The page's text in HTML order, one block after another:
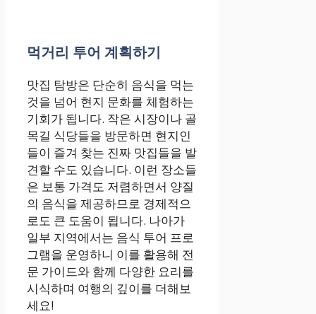
먹거리 투어 계획하기
맛집 탐방은 단순히 음식을 먹는
것을 넘어 현지 문화를 체험하는
기회가 됩니다. 작은 시장이나 골
목길 식당들을 방문하면 현지인
들이 즐겨 찾는 진짜 맛집들을 발
견할 수도 있습니다. 이런 장소들
은 보통 가격도 저렴하면서 양질
의 음식을 제공하므로 경제적으
로도 큰 도움이 됩니다. 나아가
일부 지역에서는 음식 투어 프로
그램을 운영하니 이를 활용해 전
문 가이드와 함께 다양한 요리를
시식하며 여행의 깊이를 더해보
세요!